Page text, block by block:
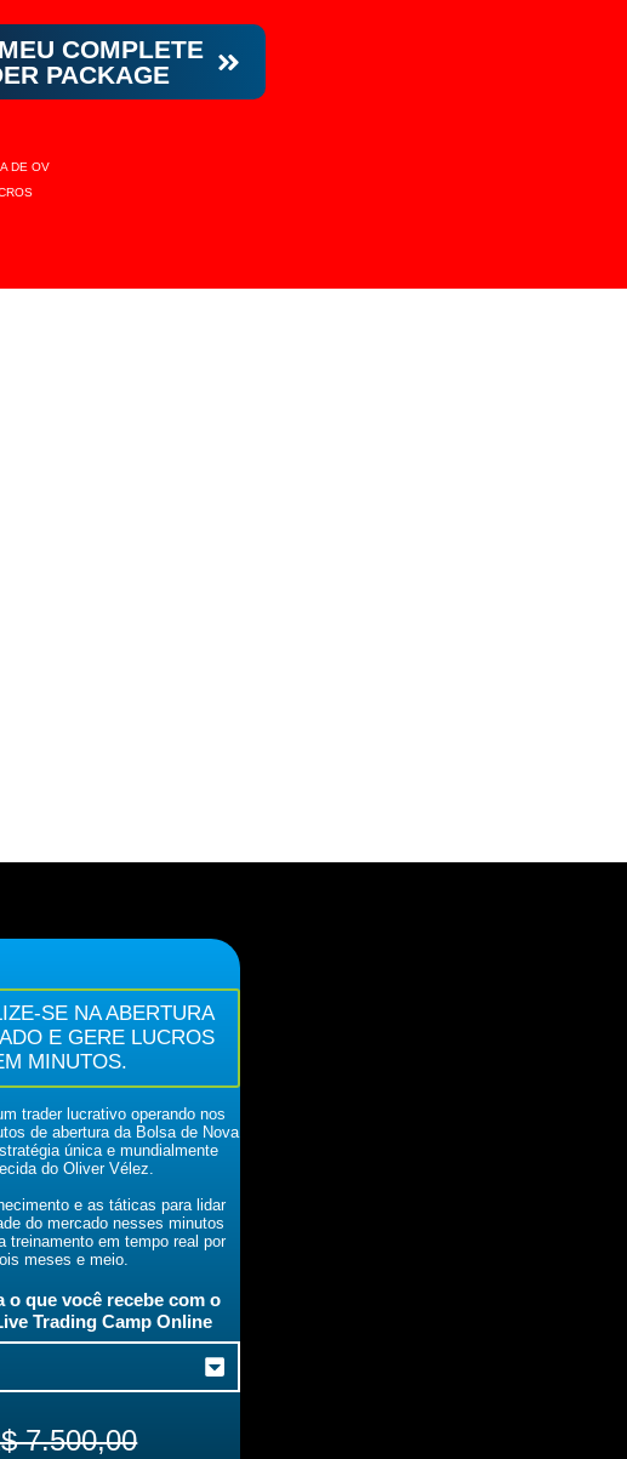
COMPLETE
PACKAGE
DE OV
SE NA ABERTURA
E GERE LUCROS
MINUTOS.
trader lucrativo operando nos
de abertura da Bolsa de Nova
única e mundialmente
do Oliver Vélez.
e as táticas para lidar
do mercado nesses minutos
treinamento em tempo real por
meses e meio.
o que você recebe com o
Trading Camp Online
7.500,00